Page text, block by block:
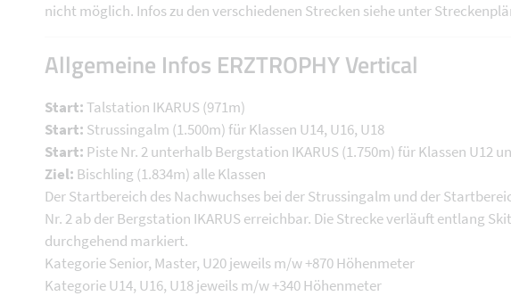
nicht möglich. Infos zu den verschiedenen Strecken siehe unter
Allgemeine Infos ERZTROPHY Vertical
Start:Talstation IKARUS (971m)
Start: Strussingalm (1.500m) für Klassen U14, U16, U18
Start: Piste Nr. 2 unterhalb Bergstation IKARUS (1.750m) für Klassen U12
Ziel: Bischling (1.834m) alle Klassen
Der Startbereich des Nachwuchses bei der Strussingalm und der
Nr. 2 ab der Bergstation IKARUS erreichbar. Die Strecke verläuft entlang
durchgehend markiert.
Kategorie Senior, Master, U20 jeweils m/w +870 Höhenmeter
Kategorie U14, U16, U18 jeweils m/w +340 Höhenmeter